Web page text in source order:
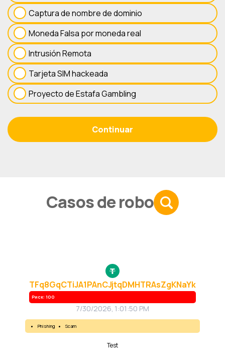
Captura de nombre de dominio
Moneda Falsa por moneda real
Intrusión Remota
Tarjeta SIM hackeada
Proyecto de Estafa Gambling
Continuar
Casos de robo
TFq8GqCTiJA1PAnCJjtqDMHTRAsZgKNaYk
Риск: 100
7/30/2026, 1:01:50 PM
phishing scam
test